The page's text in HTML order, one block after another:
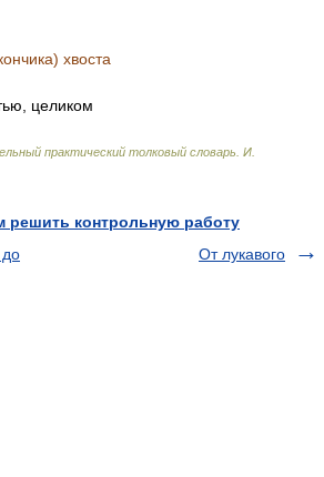
хвоста
целиком
практический толковый словарь И.
решить контрольную работу
до
От лукавого